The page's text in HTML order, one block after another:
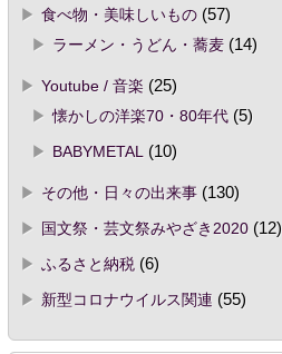
食べ物・美味しいもの(57)
ラーメン・うどん・蕎麦(14)
Youtube / 音楽 (25)
懐かしの洋楽70・80年代(5)
BABYMETAL
(10)
その他・日々の出来事(130)
国文祭・芸文祭みやざき2020(12)
ふるさと納税(6)
新型コロナウイルス関連 (55)